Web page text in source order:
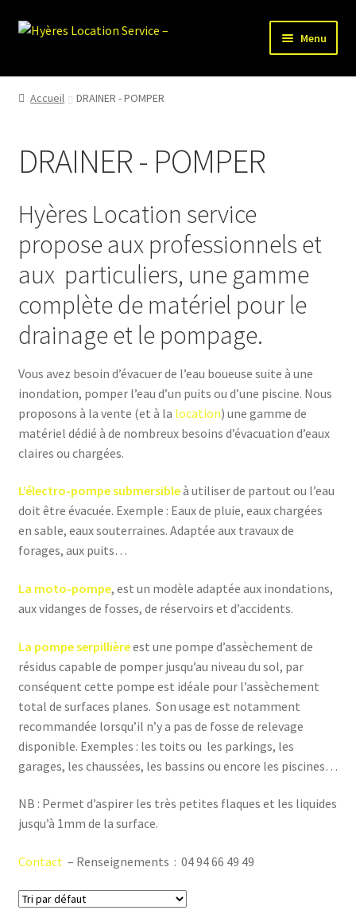
Aller
Aller
Menu
HLS-ACCUEIL
VENTE MATERIEL
PARTENAIRES
Accueil DRAINER - POMPER
DRAINER - POMPER
Hyères Location service
propose aux professionnels et
aux particuliers, une gamme
complète de matériel pour le
drainage et le pompage.
Vous avez besoin d’évacuer de l’eau boueuse suite à une
inondation, pomper l’eau d’un puits ou d’une piscine. Nous
proposons à la vente (et à la location) une gamme de
matériel dédié à de nombreux besoins d’évacuation d’eaux
claires ou chargées.
L’électro-pompe submersibleà utiliser de partout ou l’eau
doit être évacuée. Exemple : Eaux de pluie, eaux chargées
en sable, eaux souterraines. Adaptée aux travaux de
forages, aux puits…
La moto-pompe, est un modèle adaptée aux inondations,
aux vidanges de fosses, de réservoirs et d’accidents.
La pompe serpillièreest une pompe d’assèchement de
résidus capable de pomper jusqu’au niveau du sol, par
conséquent cette pompe est idéale pour l’assèchement
total de surfaces planes. Son usage est notamment
recommandée lorsqu’il n’y a pas de fosse de relevage
disponible. Exemples : les toits ou les parkings, les
garages, les chaussées, les bassins ou encore les piscines…
NB : Permet d’aspirer les très petites flaques et les liquides
jusqu’à 1mm de la surface.
Contact – Renseignements : 04 94 66 49 49